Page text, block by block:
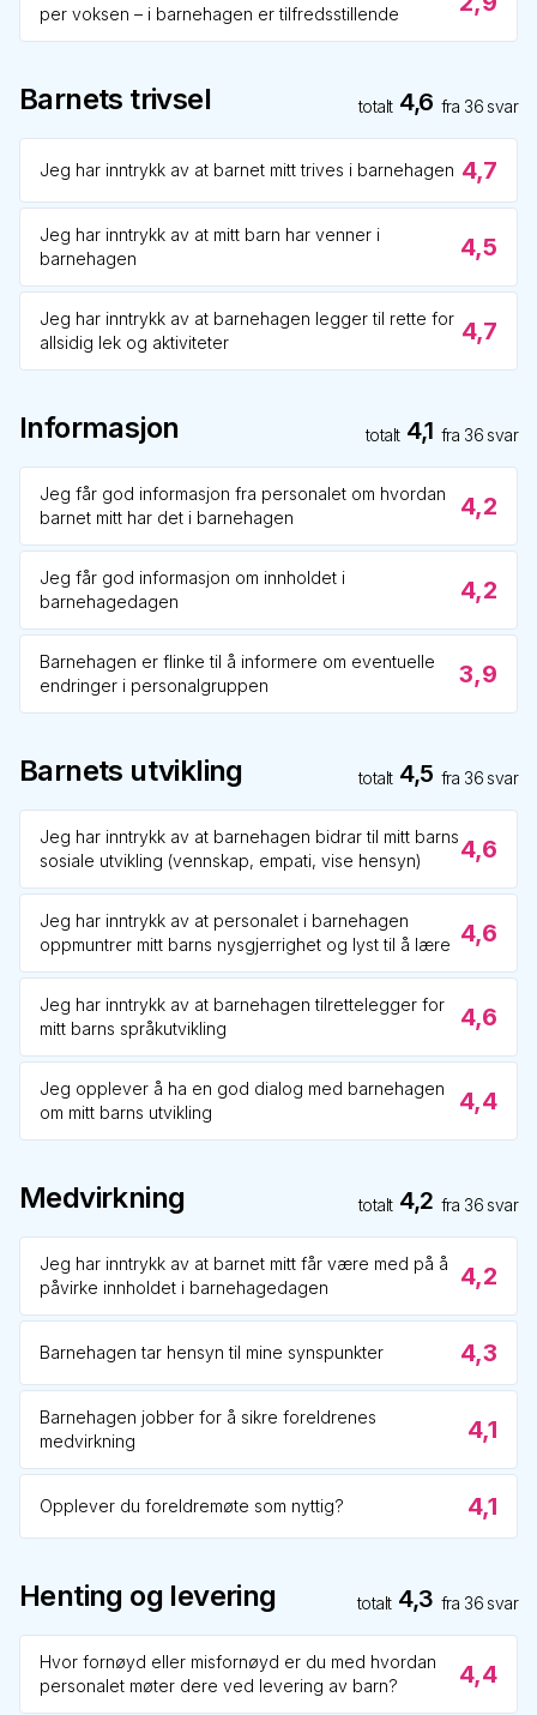
per voksen – i barnehagen er tilfredsstillende
Barnets trivsel totalt 4,6 fra 36 svar
Jeg har inntrykk av at barnet mitt trives i barnehagen 4,7
Jeg har inntrykk av at mitt barn har venner i
barnehagen
4,5
Jeg har inntrykk av at barnehagen legger til rette for
allsidig lek og aktiviteter
4,7
Informasjon totalt 4,1 fra 36 svar
Jeg får god informasjon fra personalet om hvordan
barnet mitt har det i barnehagen
4,2
Jeg får god informasjon om innholdet i
barnehagedagen
4,2
Barnehagen er flinke til å informere om eventuelle
endringer i personalgruppen
3,9
Barnets utvikling totalt 4,5 fra 36 svar
Jeg har inntrykk av at barnehagen bidrar til mitt barns
sosiale utvikling (vennskap, empati, vise hensyn)
4,6
Jeg har inntrykk av at personalet i barnehagen
oppmuntrer mitt barns nysgjerrighet og lyst til å lære 4,6
Jeg har inntrykk av at barnehagen tilrettelegger for
mitt barns språkutvikling
4,6
Jeg opplever å ha en god dialog med barnehagen
om mitt barns utvikling
4,4
Medvirkning totalt 4,2 fra 36 svar
Jeg har inntrykk av at barnet mitt får være med på å
påvirke innholdet i barnehagedagen
4,2
Barnehagen tar hensyn til mine synspunkter 4,3
Barnehagen jobber for å sikre foreldrenes
medvirkning
4,1
Opplever du foreldremøte som nyttig? 4,1
Henting og levering totalt 4,3 fra 36 svar
Hvor fornøyd eller misfornøyd er du med hvordan
personalet møter dere ved levering av barn?
4,4